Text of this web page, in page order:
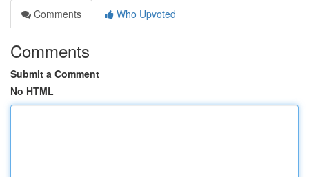
Comments
Who Upvoted
Comments
Submit a Comment
No HTML